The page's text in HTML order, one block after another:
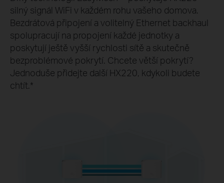
silný signál WiFi v každém rohu vašeho domova.
Bezdrátová připojení a volitelný Ethernet backhaul
spolupracují na propojení každé jednotky a
poskytují ještě vyšší rychlosti sítě a skutečně
bezproblémové pokrytí. Chcete větší pokrytí?
Jednoduše přidejte další HX220, kdykoli budete
chtít.*